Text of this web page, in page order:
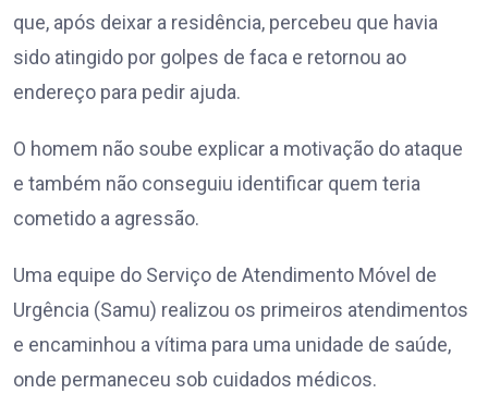
que, após deixar a residência, percebeu que havia
sido atingido por golpes de faca e retornou ao
endereço para pedir ajuda.
O homem não soube explicar a motivação do ataque
e também não conseguiu identificar quem teria
cometido a agressão.
Uma equipe do Serviço de Atendimento Móvel de
Urgência (Samu) realizou os primeiros atendimentos
e encaminhou a vítima para uma unidade de saúde,
onde permaneceu sob cuidados médicos.